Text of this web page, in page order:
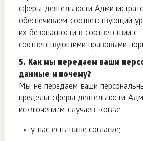
сферы деятельности
обеспечиваем соответствующий
их безопасности в соответствии с
соответствующими правовыми
5. Как мы передаем ваши
данные и почему?
Мы не передаем ваши
пределы сферы деятельности
исключением случаев, когда:
у нас есть ваше согласие;